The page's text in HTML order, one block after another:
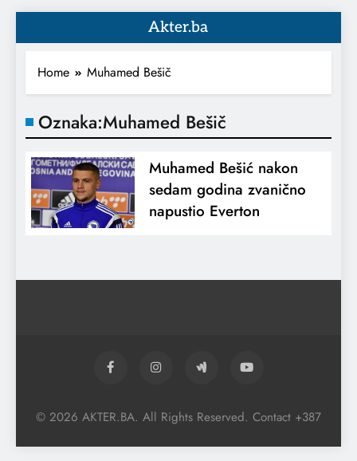
Akter.ba
Home Muhamed Bešič
Oznaka:Muhamed Bešič
Muhamed Bešić nakon
sedam godina zvanično
napustio Everton
© 2026 AKTER.BA. All Rights Reserved. Contact +387